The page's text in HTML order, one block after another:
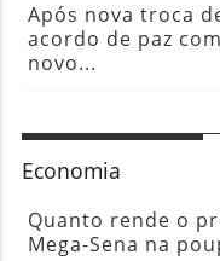
Após nova troca
acordo de paz
novo...
Economia
Quanto rende o
Mega-Sena na